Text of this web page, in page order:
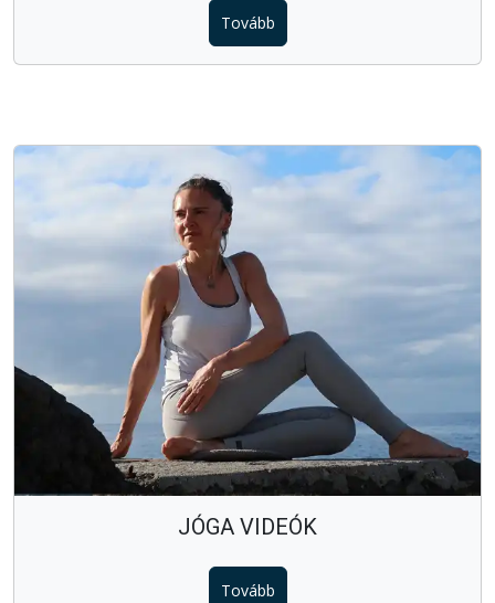
Tovább
JÓGA VIDEÓK
Tovább